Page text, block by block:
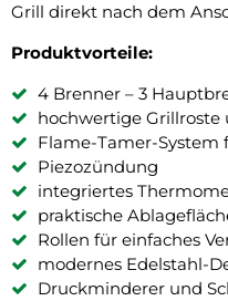
Grill direkt nach dem
Produktvorteile:
4 Brenner – 3
hochwertige Grillroste
Flame-Tamer-System
Piezozündung
integriertes
praktische
Rollen für einfaches
modernes Edelstahl-
Druckminderer und